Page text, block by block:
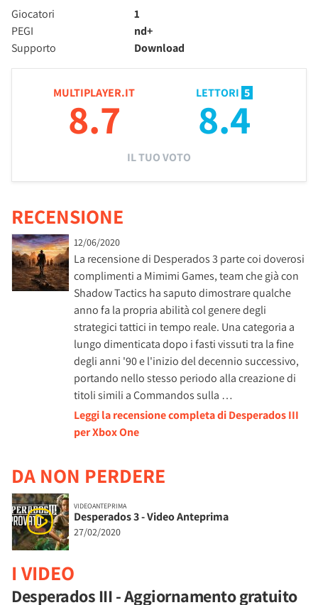
Giocatori
1
PEGI
nd+
Supporto
Download
MULTIPLAYER.IT
8.7
LETTORI 5
8.4
IL TUO VOTO
RECENSIONE
12/06/2020
La recensione di Desperados 3 parte coi doverosi
complimenti a Mimimi Games, team che già con
Shadow Tactics ha saputo dimostrare qualche
anno fa la propria abilità col genere degli
strategici tattici in tempo reale. Una categoria a
lungo dimenticata dopo i fasti vissuti tra la fine
degli anni '90 e l'inizio del decennio successivo,
portando nello stesso periodo alla creazione di
titoli simili a Commandos sulla …
Leggi la recensione completa di Desperados III
per Xbox One
DA NON PERDERE
VIDEOANTEPRIMA
Desperados 3 - Video Anteprima
27/02/2020
I VIDEO
Desperados III - Aggiornamento gratuito